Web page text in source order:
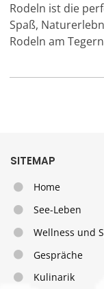
Rodeln ist die
Spaß,
Rodeln am
SITEMAP
Home
See-Leben
Wellness und
Gespräche
Kulinarik